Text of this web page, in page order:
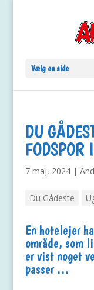
Vælg en side
DU
FODSPOR
7 maj, 2024|
Du Gådeste
En hotelejer
område, som
er vist noget
passer …